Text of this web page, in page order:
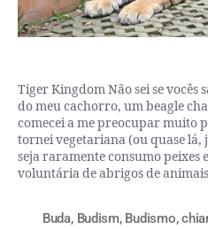
Tiger Kingdom Não sei se vocês
do meu cachorro, um beagle
comecei a me preocupar muito
tornei vegetariana (ou quase lá,
seja raramente consumo peixes
voluntária de abrigos de
Buda, Budism, Budismo,